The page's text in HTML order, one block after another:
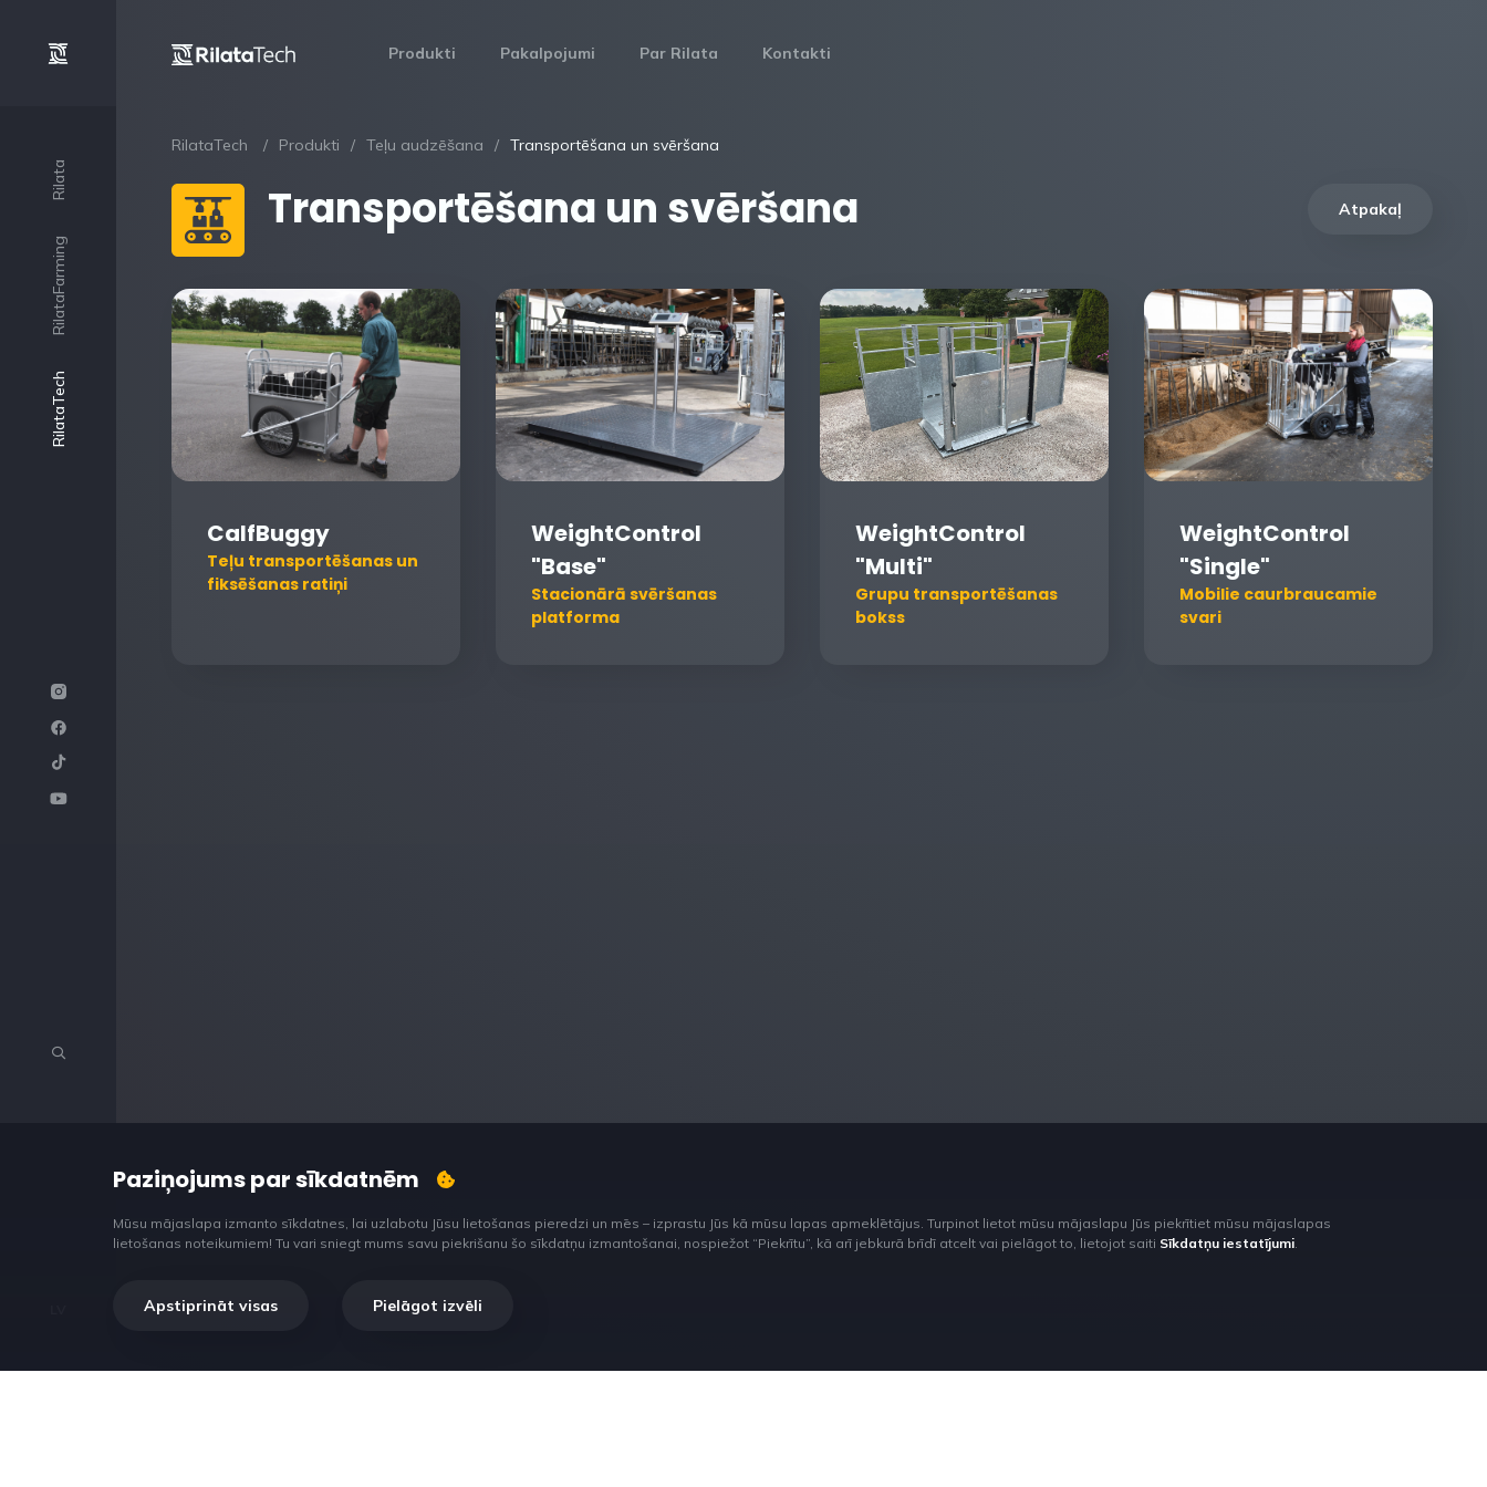
Rilata
RilataFarming
RilataTech
Produkti Pakalpojumi Par Rilata Kontakti
RilataTech Produkti Teļu audzēšana Transportēšana un svēršana
Transportēšana un svēršana Atpakaļ
CalfBuggy
Teļu transportēšanas un
fiksēšanas ratiņi
WeightControl
"Base"
Stacionārā svēršanas
platforma
WeightControl
"Multi"
Grupu transportēšanas
bokss
WeightControl
"Single"
Mobilie caurbraucamie
svari
Paziņojums par sīkdatnēm
Mūsu mājaslapa izmanto sīkdatnes, lai uzlabotu Jūsu lietošanas pieredzi un mēs – izprastu Jūs kā mūsu lapas apmeklētājus. Turpinot lietot mūsu mājaslapu Jūs piekrītiet mūsu mājaslapas
lietošanas noteikumiem! Tu vari sniegt mums savu piekrišanu šo sīkdatņu izmantošanai, nospiežot “Piekrītu”, kā arī jebkurā brīdī atcelt vai pielāgot to, lietojot saiti Sīkdatņu iestatījumi.
Apstiprināt visas Pielāgot izvēli